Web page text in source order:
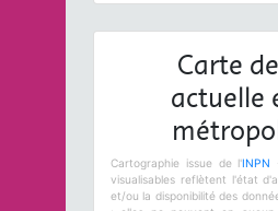
Carte
actuelle
Cartographie issue de l'INPN
visualisables reflètent l'état
et/ou la disponibilité des